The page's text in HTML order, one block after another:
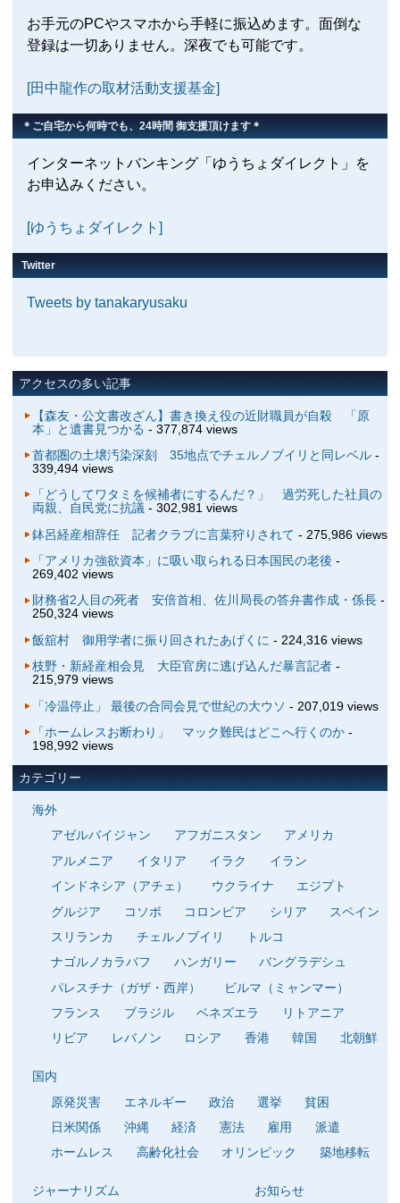
お手元のPCやスマホから手軽に振込めます。面倒な
登録は一切ありません。深夜でも可能です。
[田中龍作の取材活動支援基金]
＊ご自宅から何時でも、24時間 御支援頂けます＊
インターネットバンキング「ゆうちょダイレクト」を
お申込みください。
[ゆうちょダイレクト]
Twitter
Tweets by tanakaryusaku
アクセスの多い記事
【森友・公文書改ざん】書き換え役の近財職員が自殺 「原
本」と遺書見つかる - 377,874 views
首都圏の土壌汚染深刻 35地点でチェルノブイリと同レベル-
339,494 views
「どうしてワタミを候補者にするんだ？」 過労死した社員の
両親、自民党に抗議- 302,981 views
鉢呂経産相辞任 記者クラブに言葉狩りされて - 275,986 views
「アメリカ強欲資本」に吸い取られる日本国民の老後 -
269,402 views
財務省2人目の死者 安倍首相、佐川局長の答弁書作成・係長-
250,324 views
飯舘村 御用学者に振り回されたあげくに - 224,316 views
枝野・新経産相会見 大臣官房に逃げ込んだ暴言記者-
215,979 views
「冷温停止」 最後の合同会見で世紀の大ウソ - 207,019 views
「ホームレスお断わり」 マック難民はどこへ行くのか-
198,992 views
カテゴリー
海外
アゼルバイジャン
アフガニスタン
アメリカ
アルメニア
イタリア イラク
イラン
インドネシア（アチェ）
ウクライナ
エジプト
グルジア
コソボ コロンビア シリア
スペイン
スリランカ
チェルノブイリ
トルコ
ナゴルノカラバフ
ハンガリー
バングラデシュ
パレスチナ（ガザ・西岸）
ビルマ（ミャンマー）
フランス
ブラジル ベネズエラ
リトアニア
リビア
レバノン ロシア 香港 韓国 北朝鮮
国内
原発災害
エネルギー 政治 選挙
貧困
日米関係
沖縄 経済 憲法 雇用
派遣
ホームレス
高齢化社会 オリンピック 築地移転
ジャーナリズム お知らせ